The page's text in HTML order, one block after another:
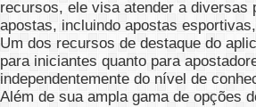
recursos, ele visa atender a diversas
apostas, incluindo apostas
Um dos recursos de destaque do
para iniciantes quanto para
independentemente do nível de
Além de sua ampla gama de opções